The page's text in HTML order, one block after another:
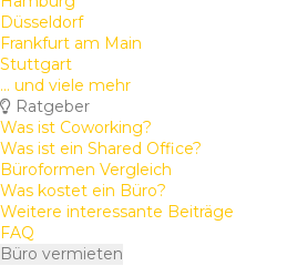
Düsseldorf
Frankfurt am Main
Stuttgart
... und viele mehr
Ratgeber
Was ist Coworking?
Was ist ein Shared Office?
Büroformen Vergleich
Was kostet ein Büro?
Weitere interessante Beiträge
FAQ
Büro vermieten